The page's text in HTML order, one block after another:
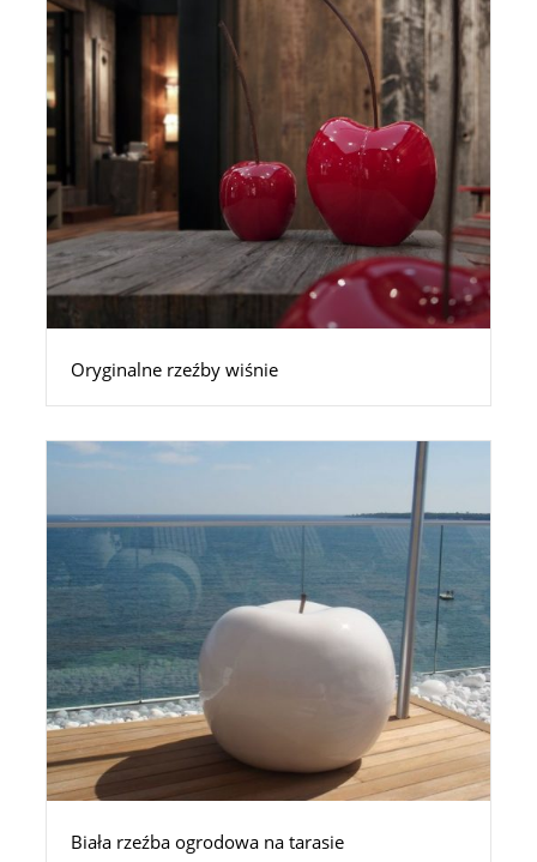
Oryginalne rzeźby wiśnie
Biała rzeźba ogrodowa na tarasie